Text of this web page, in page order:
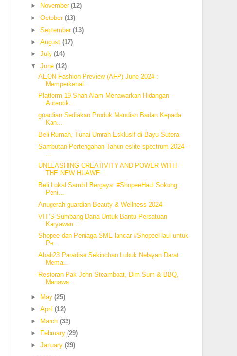
►
November (12)
► October (13)
► September (13)
► August (17)
► July (14)
▼ June (12)
AEON Fashion Preview (AFP) June 2024 :
Memperkenal...
Platform 19 Shah Alam Menawarkan Hidangan
Autentik...
guardian Sediakan Produk Mandian Badan Kepada
Kan...
Beli Rumah, Tunai Umrah Esklusif di Bayu Sutera
Sambutan Pertengahan Tahun eslite spectrum 2024 -
UNLEASHING CREATIVITY AND POWER WITH
THE NEW HUAWE...
Beli Lokal Sambil Bergaya: #ShopeeHaul Sokong
Peni...
Anugerah guardian Beauty & Wellness 2024
VIT’S Sumbang Dana Untuk Bantu Persatuan
Karyawan ...
Shopee dan Peniaga SME lancar #ShopeeHaul untuk
Pe...
Abah23 Paradise Sekinchan Lubuk Nelayan Darat
Mema...
Restoran Pak John Steamboat, Dim Sum & BBQ,
Menawa...
► May (25)
► April (12)
► March (33)
►
February (29)
► January (29)